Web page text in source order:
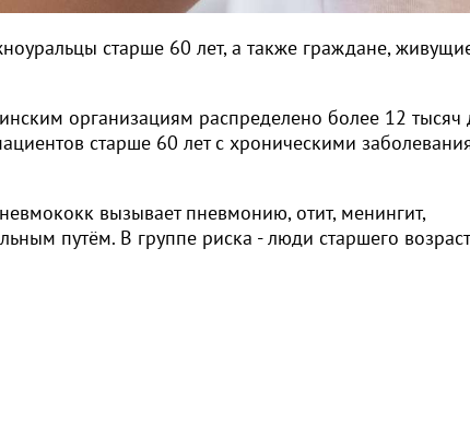
старше 60 лет, а также граждане,
организациям распределено более 12 тысяч
старше 60 лет с хроническими
вызывает пневмонию, отит, менингит,
путём. В группе риска - люди старшего